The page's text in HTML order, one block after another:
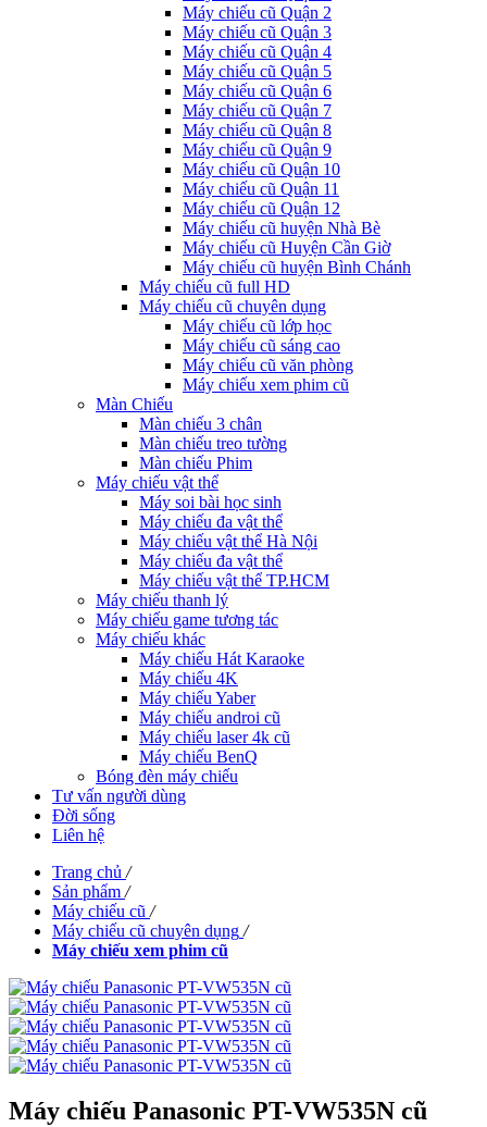
Máy chiếu cũ Quận 2
Máy chiếu cũ Quận 3
Máy chiếu cũ Quận 4
Máy chiếu cũ Quận 5
Máy chiếu cũ Quận 6
Máy chiếu cũ Quận 7
Máy chiếu cũ Quận 8
Máy chiếu cũ Quận 9
Máy chiếu cũ Quận 10
Máy chiếu cũ Quận 11
Máy chiếu cũ Quận 12
Máy chiếu cũ huyện Nhà Bè
Máy chiếu cũ Huyện Cần Giờ
Máy chiếu cũ huyện Bình Chánh
Máy chiếu cũ full HD
Máy chiếu cũ chuyên dụng
Máy chiếu cũ lớp học
Máy chiếu cũ sáng cao
Máy chiếu cũ văn phòng
Máy chiếu xem phim cũ
Màn Chiếu
Màn chiếu 3 chân
Màn chiếu treo tường
Màn chiếu Phim
Máy chiếu vật thể
Máy soi bài học sinh
Máy chiếu đa vật thể
Máy chiếu vật thể Hà Nội
Máy chiếu đa vật thể
Máy chiếu vật thể TP.HCM
Máy chiếu thanh lý
Máy chiếu game tương tác
Máy chiếu khác
Máy chiếu Hát Karaoke
Máy chiếu 4K
Máy chiếu Yaber
Máy chiếu androi cũ
Máy chiếu laser 4k cũ
Máy chiếu BenQ
Bóng đèn máy chiếu
Tư vấn người dùng
Đời sống
Liên hệ
Trang chủ /
Sản phẩm /
Máy chiếu cũ /
Máy chiếu cũ chuyên dụng /
Máy chiếu xem phim cũ
Máy chiếu Panasonic PT-VW535N cũ